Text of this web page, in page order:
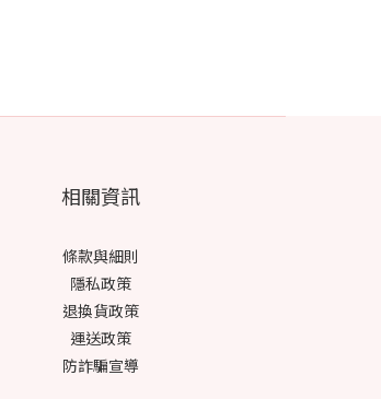
相關資訊
條款與細則
隱私政策
退換貨政策
運送政策
防詐騙宣導